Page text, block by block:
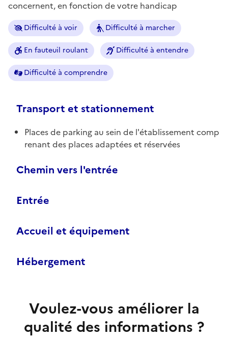
concernent, en fonction de votre handicap
Difficulté à voir Difficulté à marcher
En fauteuil roulant Difficulté à entendre
Difficulté à comprendre
Transport et stationnement
Places de parking au sein de l'établissement comp
renant des places adaptées et réservées
Chemin vers l'entrée
Entrée
Accueil et équipement
Hébergement
Voulez-vous améliorer la
qualité des informations ?